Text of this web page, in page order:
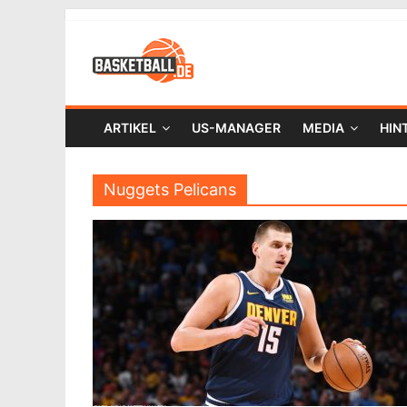
ARTIKEL US-MANAGER MEDIA
Nuggets Pelicans